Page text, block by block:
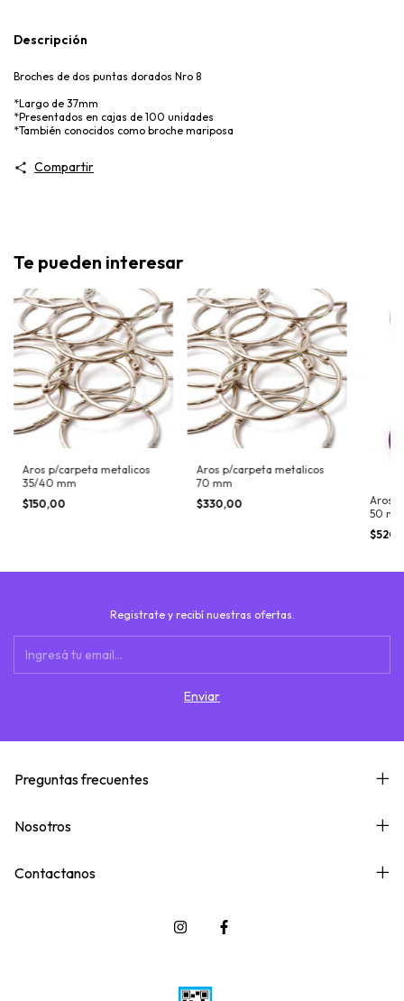
Descripción
Broches de dos puntas dorados Nro 8
*Largo de 37mm
*Presentados en cajas de 100 unidades
*También conocidos como broche mariposa
Compartir
Te pueden interesar
Aros p/carpeta metalicos
35/40 mm
$150,00
Aros p/carpeta metalicos
70 mm
$330,00
Aros
50
Registrate y recibí nuestras ofertas.
Preguntas frecuentes
Nosotros
Contactanos